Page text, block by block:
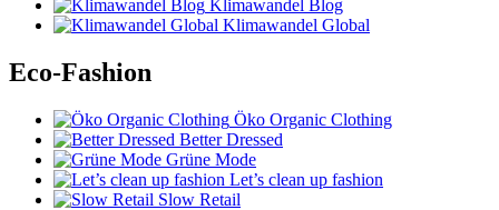
Klimawandel Blog
Klimawandel Global
Eco-Fashion
Öko Organic Clothing
Better Dressed
Grüne Mode
Let’s clean up fashion
Slow Retail